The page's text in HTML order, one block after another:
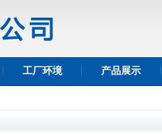
工厂环境 产品展示